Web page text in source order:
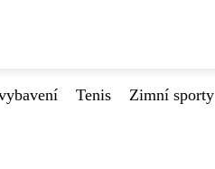
Tenis Zimní sporty